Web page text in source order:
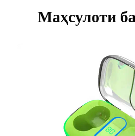
Маҳсулоти